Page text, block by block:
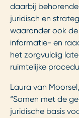
daarbij
juridisch en
waaronder ook
informatie- en
het zorgvuldig
ruimtelijke
Laura van
“Samen met de
juridische basis